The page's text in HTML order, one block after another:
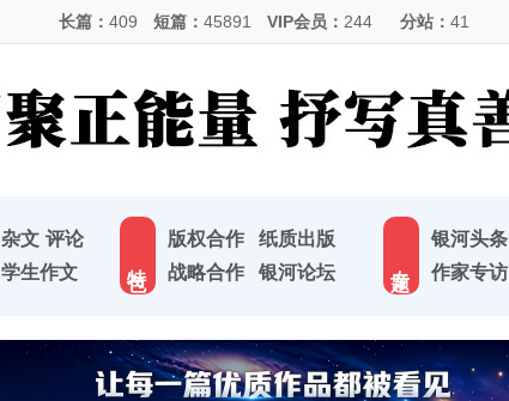
长篇： 409 短篇： 45891 VIP会员： 244 分站： 41
杂文 评论
学生作文
版权合作
纸质出版
战略合作
银河论坛
银河头条
作家专访